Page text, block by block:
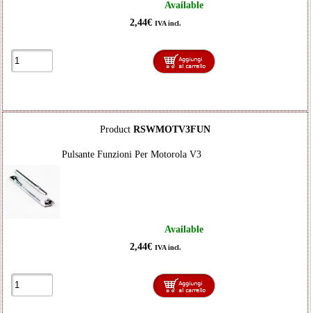
Available
2,44€ IVA incl.
Product RSWMOTV3FUN
Pulsante Funzioni Per Motorola V3
Available
2,44€ IVA incl.